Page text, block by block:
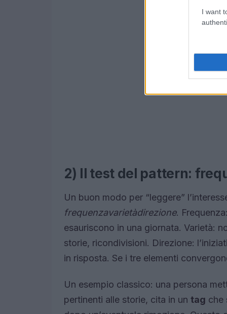
I want
2) Il test del pattern:
Un buon modo per “leggere”
frequenzavarietàdirezione.
esauriscono in una giornata. Varietà:
storie, ricondivisioni. Direzione:
in risposta. Se i tre elementi
Un esempio classico: una persona
pertinenti alle storie, cita in un tag che